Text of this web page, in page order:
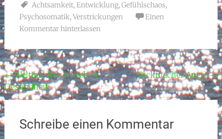
Achtsamkeit,Entwicklung,Gefühlschaos,
Psychosomatik,Verstrickungen
Einen
Kommentar hinterlassen
Beitragsnavigation
←Welttag der seelischen
Gesundheit
Dickmacher Angst→
Schreibe einen Kommentar